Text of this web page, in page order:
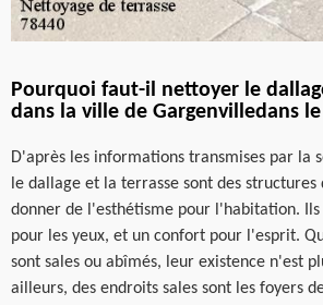
Pourquoi faut-il nettoyer le
dans la ville de Gargenvilledans
D'après les informations transmises par la
le dallage et la terrasse sont des
donner de l'esthétisme pour l'habitation.
pour les yeux, et un confort pour l'esprit.
sont sales ou abîmés, leur existence n'est
ailleurs, des endroits sales sont les foyers